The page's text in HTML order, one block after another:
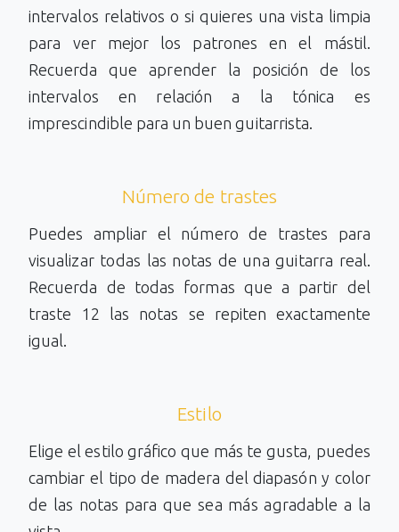
intervalos relativos o si quieres una vista limpia
para ver mejor los patrones en el mástil.
Recuerda que aprender la posición de los
intervalos en relación a la tónica es
imprescindible para un buen guitarrista.
Número de trastes
Puedes ampliar el número de trastes para
visualizar todas las notas de una guitarra real.
Recuerda de todas formas que a partir del
traste 12 las notas se repiten exactamente
igual.
Estilo
Elige el estilo gráfico que más te gusta, puedes
cambiar el tipo de madera del diapasón y color
de las notas para que sea más agradable a la